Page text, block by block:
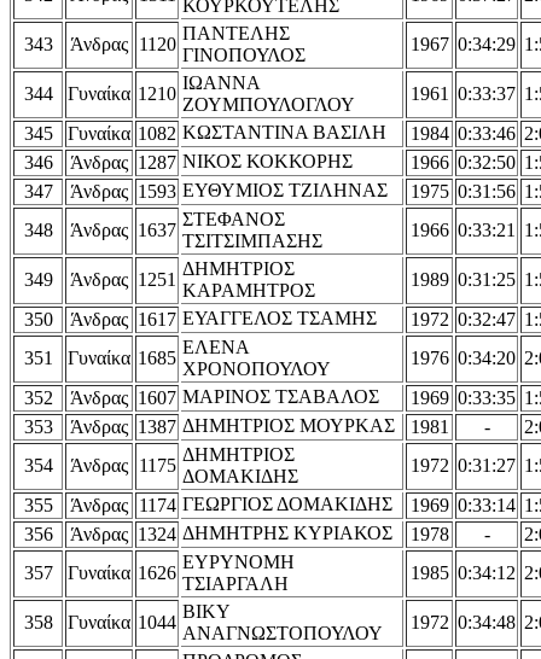
ΚΟΥΡΚΟΥΤΕΛΗΣ
343 Άνδρας 1120
ΠΑΝΤΕΛΗΣ
ΓΙΝΟΠΟΥΛΟΣ
1967 0:34:29
344 Γυναίκα 1210
ΙΩΑΝΝΑ
ΖΟΥΜΠΟΥΛΟΓΛΟΥ
1961 0:33:37
345
Γυναίκα 1082 ΚΩΣΤΑΝΤΙΝΑ ΒΑΣΙΛΗ 1984 0:33:46
346
Άνδρας 1287 ΝΙΚΟΣ ΚΟΚΚΟΡΗΣ 1966 0:32:50
347
Άνδρας 1593 ΕΥΘΥΜΙΟΣ ΤΖΙΛΗΝΑΣ 1975 0:31:56
348
Άνδρας 1637
ΣΤΕΦΑΝΟΣ
ΤΣΙΤΣΙΜΠΑΣΗΣ
1966 0:33:21
349 Άνδρας 1251
ΔΗΜΗΤΡΙΟΣ
ΚΑΡΑΜΗΤΡΟΣ
1989 0:31:25
350
Άνδρας 1617 ΕΥΑΓΓΕΛΟΣ ΤΣΑΜΗΣ 1972 0:32:47
351
Γυναίκα 1685
ΕΛΕΝΑ
ΧΡΟΝΟΠΟΥΛΟΥ
1976 0:34:20
352
Άνδρας 1607 ΜΑΡΙΝΟΣ ΤΣΑΒΑΛΟΣ 1969 0:33:35
353
Άνδρας 1387 ΔΗΜΗΤΡΙΟΣ ΜΟΥΡΚΑΣ 1981 -
354
Άνδρας 1175
ΔΗΜΗΤΡΙΟΣ
ΔΟΜΑΚΙΔΗΣ
1972 0:31:27
355
Άνδρας 1174 ΓΕΩΡΓΙΟΣ ΔΟΜΑΚΙΔΗΣ 1969 0:33:14
356
Άνδρας 1324 ΔΗΜΗΤΡΗΣ ΚΥΡΙΑΚΟΣ 1978 -
357
Γυναίκα 1626
ΕΥΡΥΝΟΜΗ
ΤΣΙΑΡΓΑΛΗ
1985 0:34:12
358 Γυναίκα 1044
ΒΙΚΥ
ΑΝΑΓΝΩΣΤΟΠΟΥΛΟΥ
1972 0:34:48